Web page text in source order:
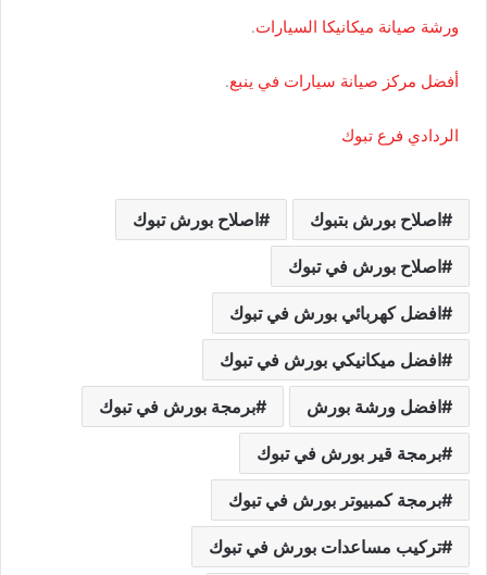
ورشة صيانة ميكانيكا السيارات.
أفضل مركز صيانة سيارات في ينبع.
الردادي فرع تبوك
اصلاح بورش بتبوك اصلاح بورش تبوك
اصلاح بورش في تبوك
افضل كهربائي بورش في تبوك
افضل ميكانيكي بورش في تبوك
افضل ورشة بورش برمجة بورش في تبوك
برمجة قير بورش في تبوك
برمجة كمبيوتر بورش في تبوك
تركيب مساعدات بورش في تبوك